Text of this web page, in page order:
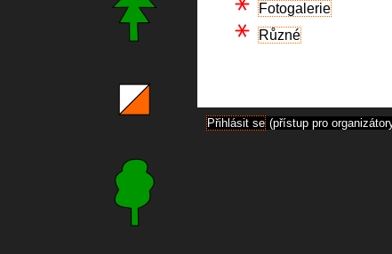
Fotogalerie
Různé
Přihlásit se (přístup pro